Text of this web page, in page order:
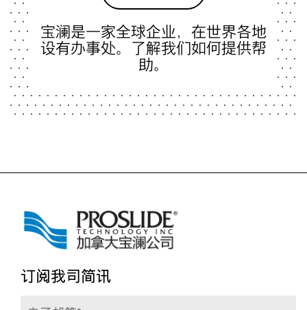
宝澜是一家全球企业，在世界各地
设有办事处。了解我们如何提供帮
助。
订阅我司简讯